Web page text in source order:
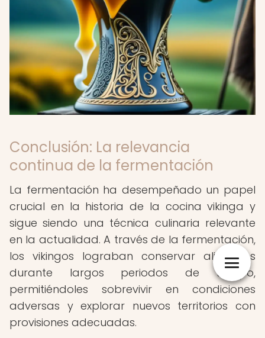
Conclusión: La relevancia
continua de la fermentación
La fermentación ha desempeñado un papel
crucial en la historia de la cocina vikinga y
sigue siendo una técnica culinaria relevante
en la actualidad. A través de la fermentación,
los vikingos lograban conservar alimentos
durante largos periodos de tiempo,
permitiéndoles sobrevivir en condiciones
adversas y explorar nuevos territorios con
provisiones adecuadas.